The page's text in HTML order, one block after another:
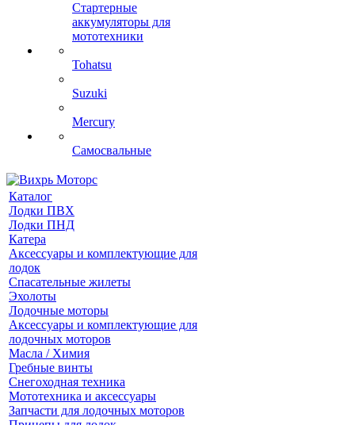
Стартерные
аккумуляторы для
мототехники
Tohatsu
Suzuki
Mercury
Самосвальные
Каталог
Лодки ПВХ
Лодки ПНД
Катера
Аксессуары и комплектующие для
лодок
Спасательные жилеты
Эхолоты
Лодочные моторы
Аксессуары и комплектующие для
лодочных моторов
Масла / Химия
Гребные винты
Снегоходная техника
Мототехника и аксессуары
Запчасти для лодочных моторов